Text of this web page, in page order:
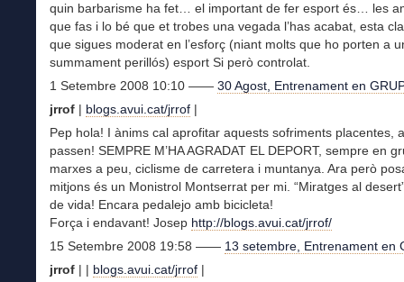
quin barbarisme ha fet… el important de fer esport és… les
que fas i lo bé que et trobes una vegada l’has acabat, esta
que sigues moderat en l’esforç (niant molts que ho porten a
summament perillós) esport Si però controlat.
1 Setembre 2008 10:10 —— 30 Agost, Entrenament en
jrrof | blogs.avui.cat/jrrof |
Pep hola! I ànims cal aprofitar aquests sofriments placentes,
passen! SEMPRE M’HA AGRADAT EL DEPORT, sempre en
marxes a peu, ciclisme de carretera i muntanya. Ara però
mitjons és un Monistrol Montserrat per mi. “Miratges al
de vida! Encara pedalejo amb bicicleta!
Força i endavant! Josep http://blogs.avui.cat/jrrof/
15 Setembre 2008 19:58 —— 13 setembre, Entrenament en
jrrof | | blogs.avui.cat/jrrof |